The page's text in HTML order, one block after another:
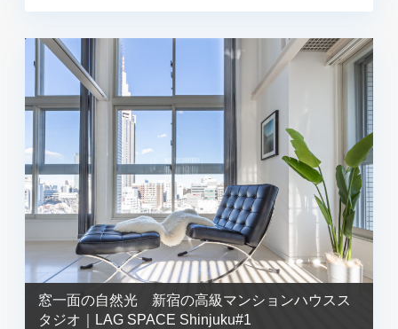
窓一面の自然光 新宿の高級マンションハウスス
タジオ｜LAG SPACE Shinjuku#1